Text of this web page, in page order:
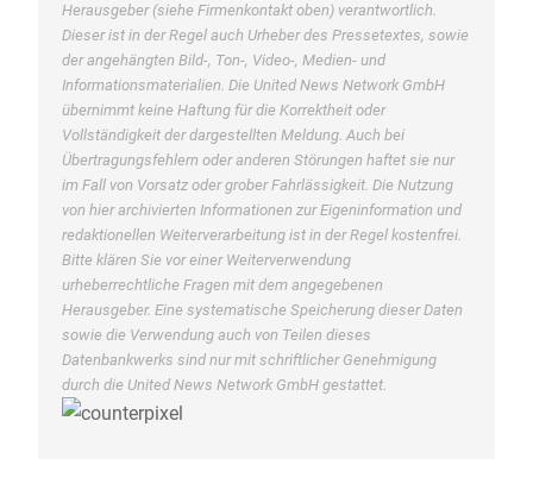
Herausgeber (siehe Firmenkontakt oben) verantwortlich.
Dieser ist in der Regel auch Urheber des Pressetextes, sowie
der angehängten Bild-, Ton-, Video-, Medien- und
Informationsmaterialien. Die United News Network GmbH
übernimmt keine Haftung für die Korrektheit oder
Vollständigkeit der dargestellten Meldung. Auch bei
Übertragungsfehlern oder anderen Störungen haftet sie nur
im Fall von Vorsatz oder grober Fahrlässigkeit. Die Nutzung
von hier archivierten Informationen zur Eigeninformation und
redaktionellen Weiterverarbeitung ist in der Regel kostenfrei.
Bitte klären Sie vor einer Weiterverwendung
urheberrechtliche Fragen mit dem angegebenen
Herausgeber. Eine systematische Speicherung dieser Daten
sowie die Verwendung auch von Teilen dieses
Datenbankwerks sind nur mit schriftlicher Genehmigung
durch die United News Network GmbH gestattet.